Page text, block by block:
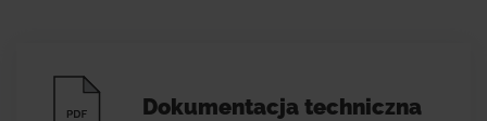
Dokumentacja techniczna